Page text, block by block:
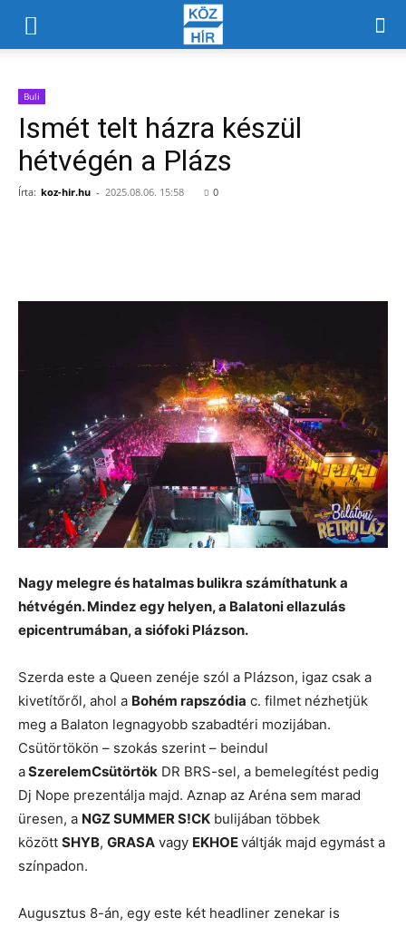
Buli
Ismét telt házra készül
hétvégén a Plázs
Írta: koz-hir.hu - 2025.08.06. 15:58 0
Nagy melegre és hatalmas bulikra számíthatunk a
hétvégén. Mindez egy helyen, a Balatoni ellazulás
epicentrumában, a siófoki Plázson.
Szerda este a Queen zenéje szól a Plázson, igaz csak a
kivetítőről, ahol a Bohém rapszódia c. filmet nézhetjük
meg a Balaton legnagyobb szabadtéri mozijában.
Csütörtökön – szokás szerint – beindul
aSzerelemCsütörtök DR BRS-sel, a bemelegítést pedig
Dj Nope prezentálja majd. Aznap az Aréna sem marad
üresen, a NGZ SUMMER S!CK bulijában többek
között SHYB, GRASA vagy EKHOEváltják majd egymást a
színpadon.
Augusztus 8-án, egy este két headliner zenekar is